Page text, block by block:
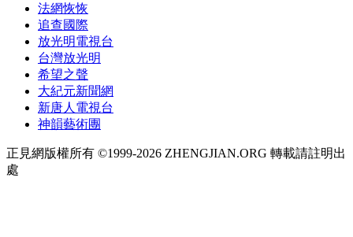
法網恢恢
追查國際
放光明電視台
台灣放光明
希望之聲
大紀元新聞網
新唐人電視台
神韻藝術團
正見網版權所有 ©1999-2026 ZHENGJIAN.ORG 轉載請註明出
處